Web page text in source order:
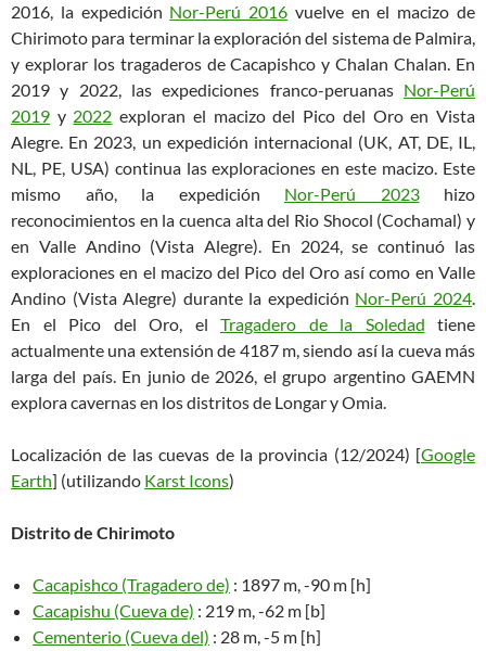
2016, la expedición Nor-Perú 2016 vuelve en el macizo de
Chirimoto para terminar la exploración del sistema de Palmira,
y explorar los tragaderos de Cacapishco y Chalan Chalan. En
2019 y 2022, las expediciones franco-peruanas Nor-Perú
2019 y 2022 exploran el macizo del Pico del Oro en Vista
Alegre. En 2023, un expedición internacional (UK, AT, DE, IL,
NL, PE, USA) continua las exploraciones en este macizo. Este
mismo año, la expedición Nor-Perú 2023hizo
reconocimientos en la cuenca alta del Rio Shocol (Cochamal) y
en Valle Andino (Vista Alegre). En 2024, se continuó las
exploraciones en el macizo del Pico del Oro así como en Valle
Andino (Vista Alegre) durante la expedición Nor-Perú 2024.
En el Pico del Oro, el Tragadero de la Soledad tiene
actualmente una extensión de 4187 m, siendo así la cueva más
larga del país. En junio de 2026, el grupo argentino GAEMN
explora cavernas en los distritos de Longar y Omia.
Localización de las cuevas de la provincia (12/2024) [Google
Earth] (utilizando Karst Icons)
Distrito de Chirimoto
Cacapishco (Tragadero de) : 1897 m, -90 m [h]
Cacapishu (Cueva de) : 219 m, -62 m [b]
Cementerio (Cueva del) : 28 m, -5 m [h]